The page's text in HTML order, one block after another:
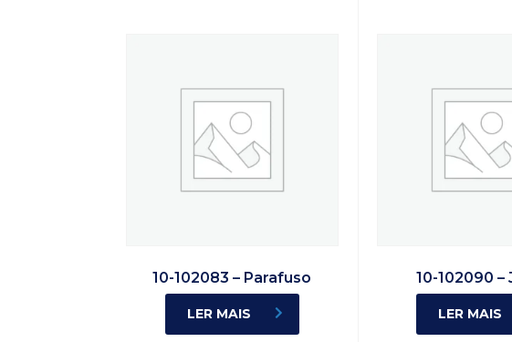
10-102083 – Parafuso
LER MAIS
10-102090 –
LER MAIS